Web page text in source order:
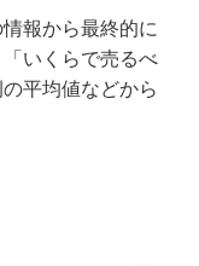
報から最終的に
いくらで売るべ
平均値などから